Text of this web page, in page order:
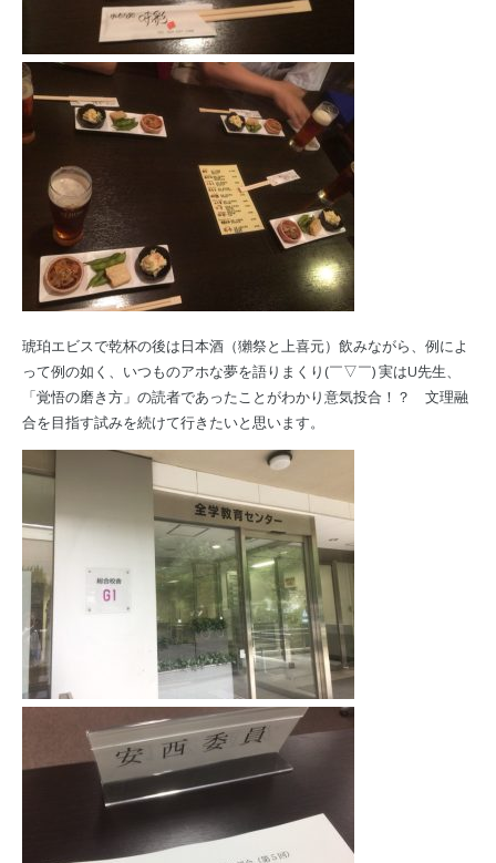
琥珀エビスで乾杯の後は日本酒（獺祭と上喜元）飲みながら、例によ
って例の如く、いつものアホな夢を語りまくり(￣▽￣) 実はU先生、
「覚悟の磨き方」の読者であったことがわかり意気投合！？ 文理融
合を目指す試みを続けて行きたいと思います。